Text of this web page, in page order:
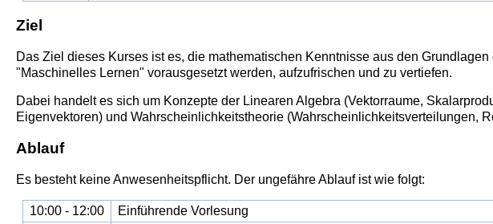
Ziel
Das Ziel dieses Kurses ist es, die mathematischen Kenntnisse aus den Grundlagen
"Maschinelles Lernen" vorausgesetzt werden, aufzufrischen und zu vertiefen.
Dabei handelt es sich um Konzepte der Linearen Algebra (Vektorraume,
Eigenvektoren) und Wahrscheinlichkeitstheorie (Wahrscheinlichkeitsverteilungen,
Ablauf
Es besteht keine Anwesenheitspflicht. Der ungefähre Ablauf ist wie folgt:
10:00 - 12:00
Einführende Vorlesung